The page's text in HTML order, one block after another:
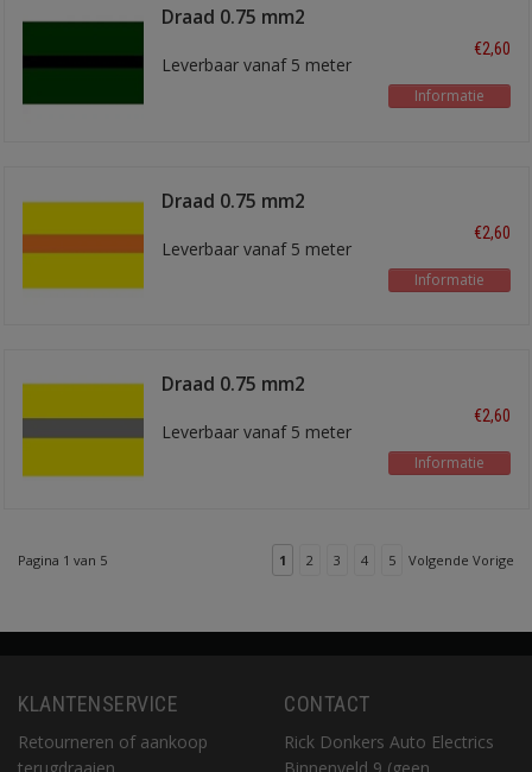
Draad 0.75 mm2
Leverbaar vanaf 5 meter
€2,60
Informatie
Draad 0.75 mm2
Leverbaar vanaf 5 meter
€2,60
Informatie
Draad 0.75 mm2
Leverbaar vanaf 5 meter
€2,60
Informatie
Pagina 1 van 5 1 2 3 4 5 Volgende Vorige
KLANTENSERVICE
Retourneren of aankoop
terugdraaien
CONTACT
Rick Donkers Auto Electrics
Binnenveld 9 (geen